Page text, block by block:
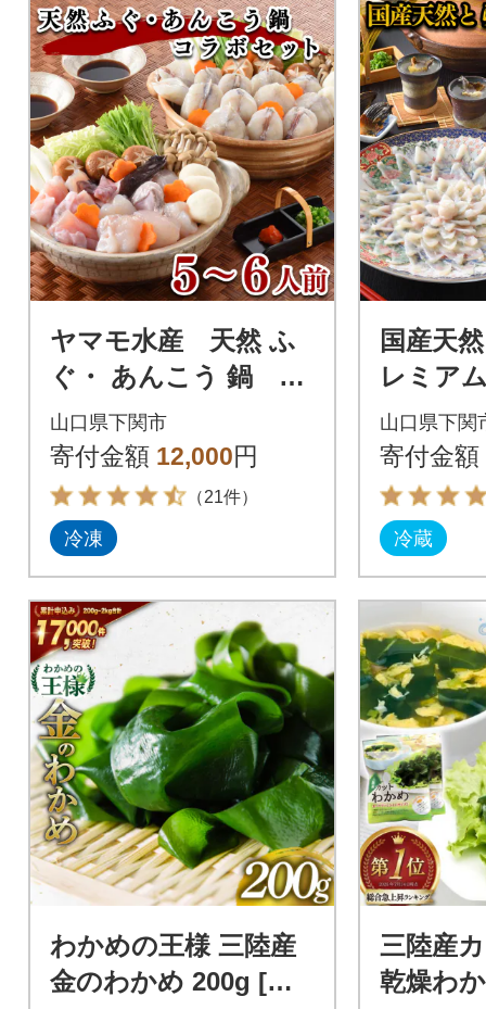
ヤマモ水産 天然 ふ
ぐ・ あんこう 鍋 コ
ラボセット(5-6人前)
FR026
山口県下関市
寄付金額 12,000円
（21件）
冷凍
国産天
レミア
前) 冷蔵
ぐ鍋 指
3
山口県下関
寄付金額
冷蔵
わかめの王様 三陸産
金のわかめ 200g [ム
三陸産
乾燥わ